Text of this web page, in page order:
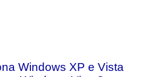
Windows XP e Vista